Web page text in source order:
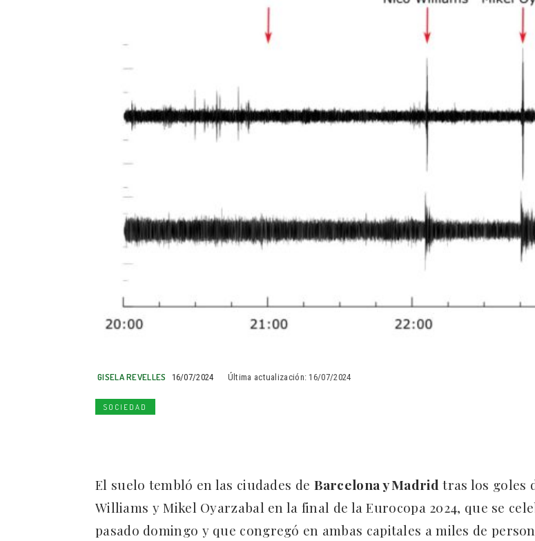
GISELA REVELLES 16/07/2024 Última actualización: 16/07/2024
SOCIEDAD
El suelo tembló en las ciudades de Barcelona y Madrid tras los goles
Williams y Mikel Oyarzabal en la final de la Eurocopa 2024, que se
pasado domingo y que congregó en ambas capitales a miles de